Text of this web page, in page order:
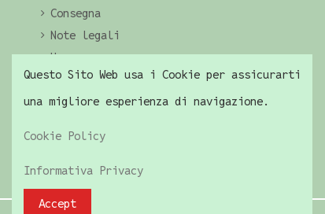
Consegna
Note legali
Home
Questo Sito Web usa i Cookie per assicurarti
una migliore esperienza di navigazione.
Cookie Policy
Informativa Privacy
Accept